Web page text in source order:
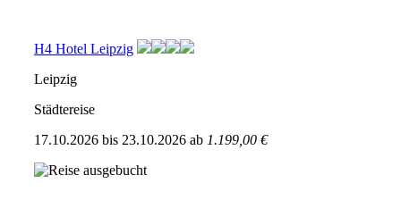
H4 Hotel Leipzig
Leipzig
Städtereise
17.10.2026 bis 23.10.2026 ab 1.199,00 €